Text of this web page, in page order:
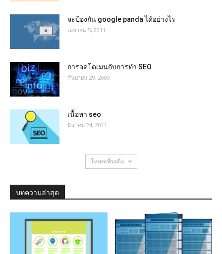
จะป้องกัน google panda ได้อย่างไร
เมษายน 5, 2011
การจดโดเมนกับการทำ SEO
กันยายน 29, 2009
เนื้อหา seo
มีนาคม 24, 2011
โหลดเพิ่มเติม
บทความล่าสุด